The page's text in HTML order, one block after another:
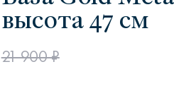
высота 47 см
21 900 ₽